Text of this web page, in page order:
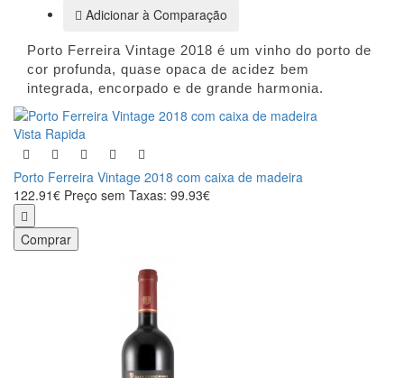
Adicionar à Comparação
Porto Ferreira Vintage 2018 é um vinho do porto de
cor profunda, quase opaca de acidez bem
integrada, encorpado e de grande harmonia.
Vista Rapida
Porto Ferreira Vintage 2018 com caixa de madeira
122.91€ Preço sem Taxas: 99.93€
Comprar